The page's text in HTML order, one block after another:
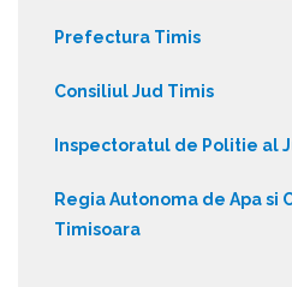
Prefectura Timis
Consiliul Jud Timis
Inspectoratul de Politie al
Regia Autonoma de Apa si
Timisoara